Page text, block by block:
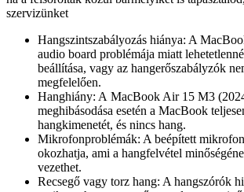
szervizünket
Hangszintszabályozás hiánya: A
audio board problémája miatt
beállítása, vagy az hangerőszabályzók
megfelelően.
Hanghiány: A MacBook Air 15 M3
meghibásodása esetén a MacBook
hangkimenetét, és nincs hang.
Mikrofonproblémák: A beépített
okozhatja, ami a hangfelvétel
vezethet.
Recsegő vagy torz hang: A hangszórók